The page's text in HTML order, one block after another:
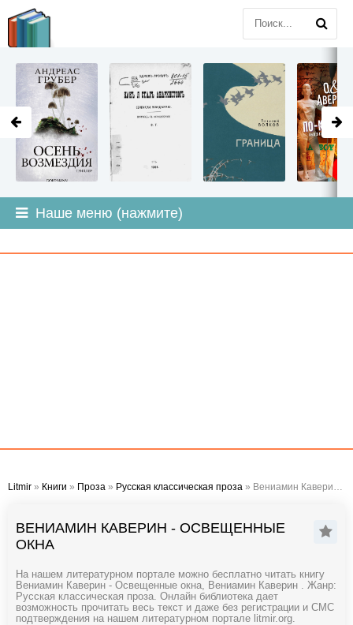
Наше меню (нажмите)
Litmir » Книги » Проза » Русская классическая проза » Вениамин Каверин - Освещенные окна
ВЕНИАМИН КАВЕРИН - ОСВЕЩЕННЫЕ
ОКНА
На нашем литературном портале можно бесплатно читать книгу
Вениамин Каверин - Освещенные окна, Вениамин Каверин . Жанр:
Русская классическая проза. Онлайн библиотека дает
возможность прочитать весь текст и даже без регистрации и СМС
подтверждения на нашем литературном портале litmir.org.
LITMIR.ORG